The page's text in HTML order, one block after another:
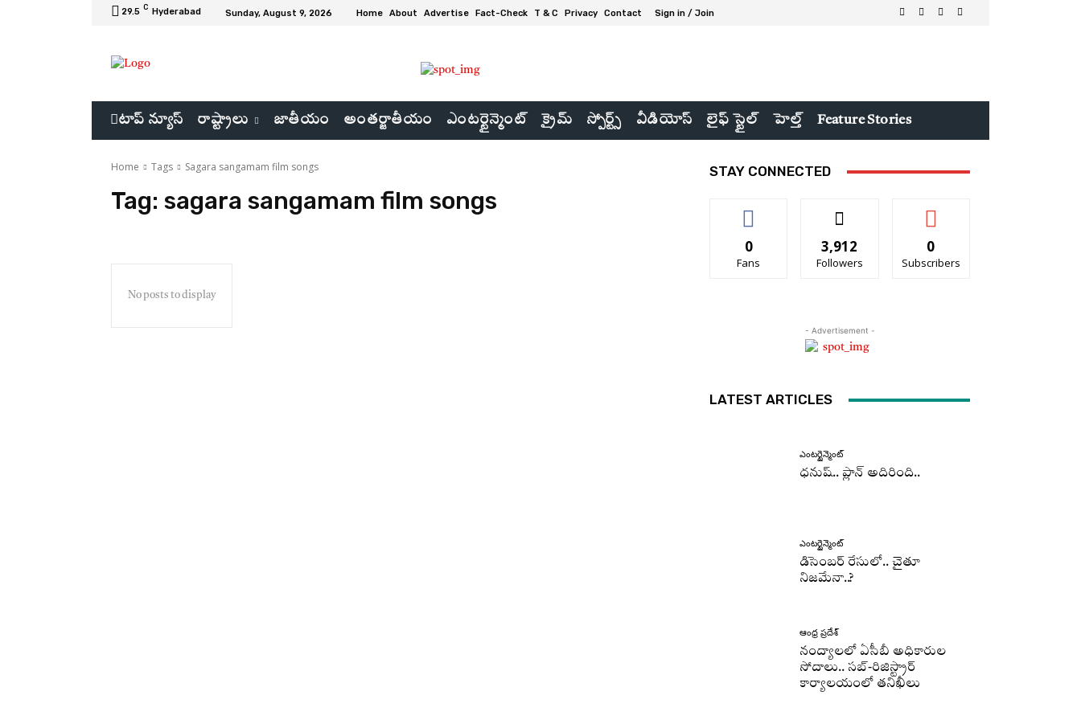
29.5 C Hyderabad Sunday, August 9, 2026 Home About Advertise Fact-Check T & C Privacy Contact Sign in / Join
టాప్ న్యూస్ రాష్ట్రాలు జాతీయం అంతర్జాతీయం ఎంటర్టైన్మెంట్ క్రైమ్ స్పోర్ట్స్ వీడియోస్ లైఫ్ స్టైల్ హెల్త్ Feature Stories
Home Tags Sagara sangamam film songs
Tag: sagara sangamam film songs
No posts to display
STAY CONNECTED
0
Fans
3,912
Followers
0
Subscribers
- Advertisement -
LATEST ARTICLES
ఎంటర్టైన్మెంట్
ధనుష్‌.. ప్లాన్ అదిరింది..
ఎంటర్టైన్మెంట్
డిసెంబర్ రేసులో.. చైతూ
నిజమేనా..?
ఆంధ్ర ప్రదేశ్
నంద్యాలలో ఏసీబీ అధికారుల
సోదాలు.. సబ్-రిజిస్ట్రార్
కార్యాలయంలో తనిఖీలు